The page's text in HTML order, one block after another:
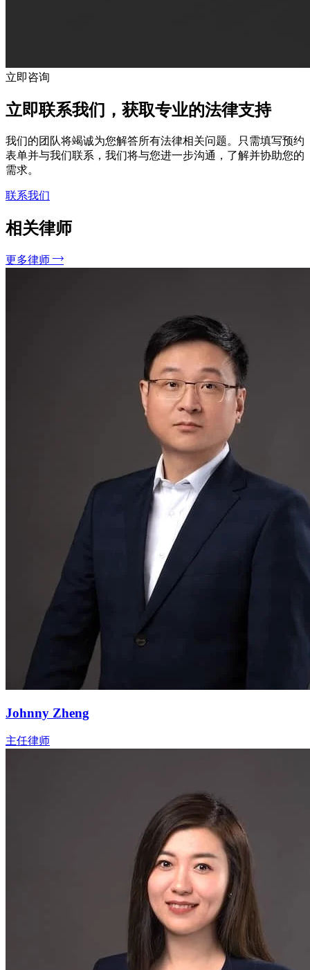
立即咨询
立即联系我们，获取专业的法律支持
我们的团队将竭诚为您解答所有法律相关问题。只需填写预约
表单并与我们联系，我们将与您进一步沟通，了解并协助您的
需求。
联系我们
相关律师
更多律师
Johnny Zheng
主任律师